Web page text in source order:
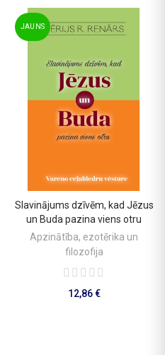
JAUNS
PIEVIENOT GROZAM
Slavinājums dzīvēm, kad Jēzus
un Buda pazina viens otru
Apzinātība, ezotērika un
filozofija
12,86 €